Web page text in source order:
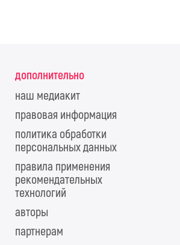
дополнительно
наш медиакит
правовая информация
политика обработки
персональных данных
правила применения
рекомендательных
технологий
авторы
партнерам